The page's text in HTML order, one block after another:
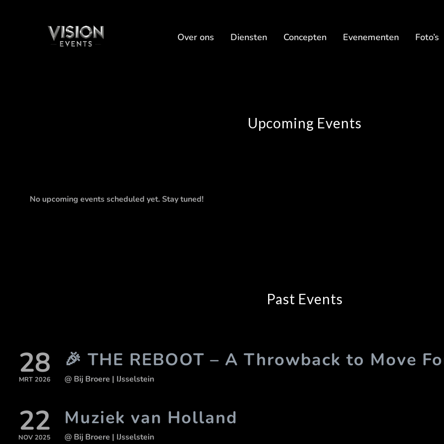
Over ons Diensten Concepten Evenementen Foto’s
Upcoming Events
No upcoming events scheduled yet. Stay tuned!
Past Events
28
MRT 2026
🎉 THE REBOOT – A Throwback to Move
@ Bij Broere | IJsselstein
22
NOV 2025
Muziek van Holland
@ Bij Broere | IJsselstein